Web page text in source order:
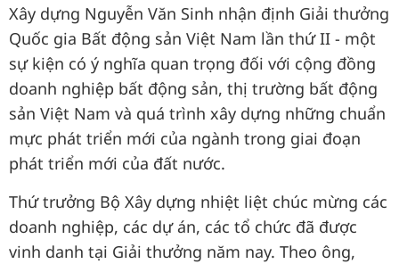
Xây dựng Nguyễn Văn Sinh nhận định Giải thưởng
Quốc gia Bất động sản Việt Nam lần thứ II - một
sự kiện có ý nghĩa quan trọng đối với cộng đồng
doanh nghiệp bất động sản, thị trường bất động
sản Việt Nam và quá trình xây dựng những chuẩn
mực phát triển mới của ngành trong giai đoạn
phát triển mới của đất nước.
Thứ trưởng Bộ Xây dựng nhiệt liệt chúc mừng các
doanh nghiệp, các dự án, các tổ chức đã được
vinh danh tại Giải thưởng năm nay. Theo ông,